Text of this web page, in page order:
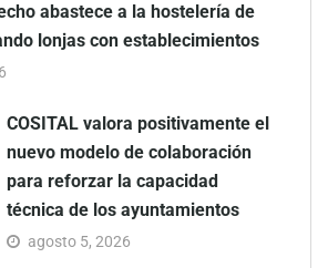
abastece a la hostelería de
lonjas con establecimientos
COSITAL valora positivamente el
nuevo modelo de colaboración
para reforzar la capacidad
técnica de los ayuntamientos
agosto 5, 2026